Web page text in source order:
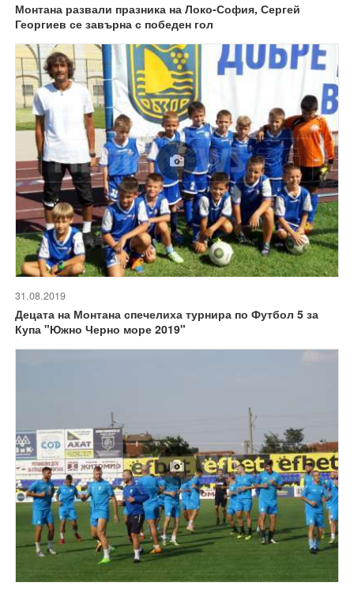
Монтана развали празника на Локо-София, Сергей
Георгиев се завърна с победен гол
31.08.2019
Децата на Монтана спечелиха турнира по Футбол 5 за
Купа "Южно Черно море 2019"